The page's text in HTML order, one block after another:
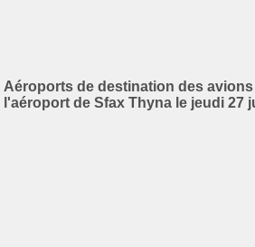
Aéroports de destination des
l'aéroport de Sfax Thyna le jeudi 27